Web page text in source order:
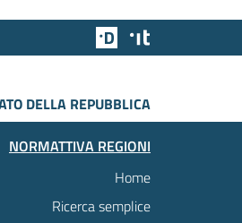
Team Digitale
DELLA REPUBBLICA
NORMATTIVA REGIONI
Home
Ricerca semplice